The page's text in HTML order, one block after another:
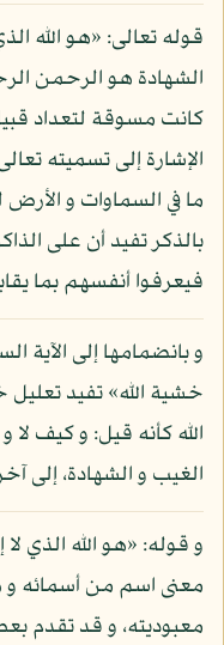
قوله تعالى: «هو الله
الشهادة هو الرحمن
كانت مسوقة لتعداد
الإشارة إلى تسميته
ما في السماوات و الأرض
بالذكر تفيد أن على
فيعرفوا أنفسهم بما
و بانضمامها إلى الآية
خشية الله» تفيد
الله كأنه قيل: و كيف لا
الغيب و الشهادة، إلى
و قوله: «هو الله الذي
معنى اسم من أسمائه و
معبوديته، و قد تقدم